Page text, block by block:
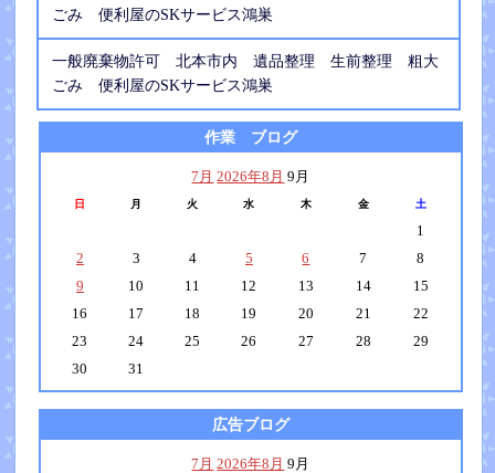
ごみ 便利屋のSKサービス鴻巣
一般廃棄物許可 北本市内 遺品整理 生前整理 粗大
ごみ 便利屋のSKサービス鴻巣
作業 ブログ
7月 2026年8月 9月
日 月 火 水 木 金 土
1
2
3 4 5 6 7
8
9
10 11 12 13 14
15
16
17 18 19 20 21
22
23
24 25 26 27 28
29
30
31
広告ブログ
7月 2026年8月 9月